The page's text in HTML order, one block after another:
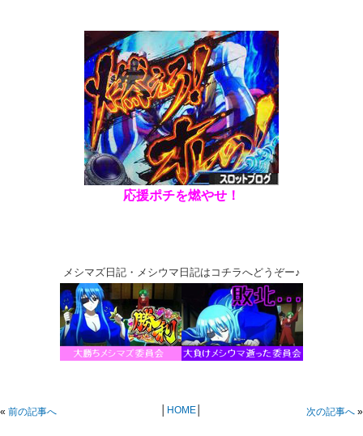
応援ポチを燃やせ！
メシマズ日記・メシウマ日記はコチラへどうぞー♪
« 前の記事へ HOME│ 次の記事へ »